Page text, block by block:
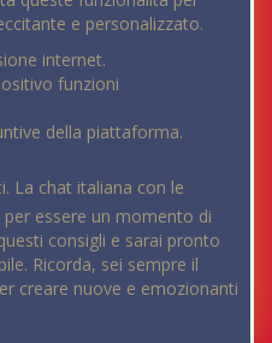
e personalizzato.
internet.
funzioni
della piattaforma.
La chat italiana con le
essere un momento di
consigli e sarai pronto
Ricorda, sei sempre il
creare nuove e emozionanti